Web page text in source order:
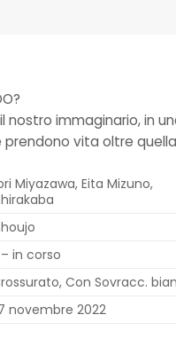
immaginario, in
vita oltre
Miyazawa, Eita Mizuno,
– in corso
Con Sovracc.
novembre 2022